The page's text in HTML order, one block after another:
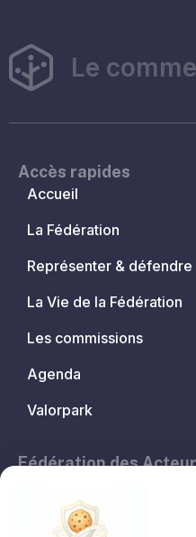
Le
Accès rapides
Accueil
La Fédération
Représenter & défendre
La Vie de la Fédération
Les commissions
Agenda
Valorpark
Fédération des
11, avenue de l'Opéra -